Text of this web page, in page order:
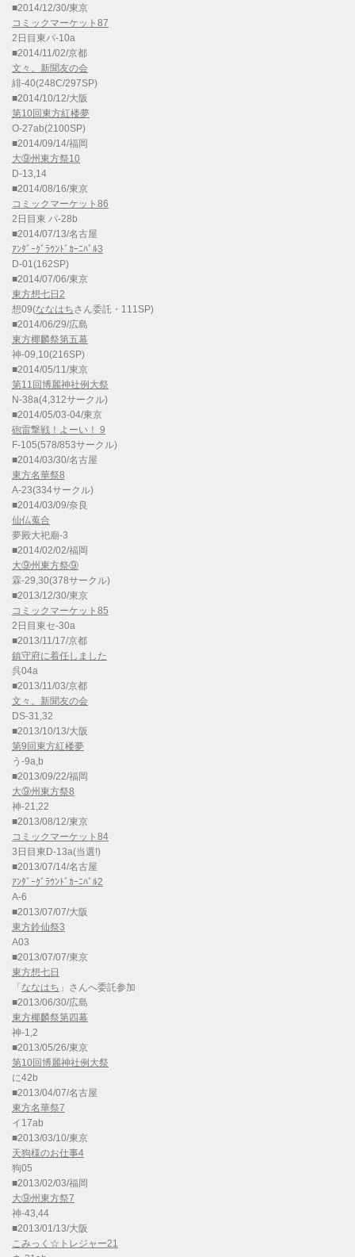
■2014/12/30/東京
コミックマーケット87
2日目東パ-10a
■2014/11/02/京都
文々。新聞友の会
緋-40(248C/297SP)
■2014/10/12/大阪
第10回東方紅楼夢
O-27ab(2100SP)
■2014/09/14/福岡
大⑨州東方祭10
D-13,14
■2014/08/16/東京
コミックマーケット86
2日目東 パ-28b
■2014/07/13/名古屋
ｱﾝﾀﾞｰｸﾞﾗｳﾝﾄﾞｶｰﾆﾊﾞﾙ3
D-01(162SP)
■2014/07/06/東京
東方想七日2
想09(ななはちさん委託・111SP)
■2014/06/29/広島
東方椰麟祭第五幕
神-09,10(216SP)
■2014/05/11/東京
第11回博麗神社例大祭
N-38a(4,312サークル)
■2014/05/03-04/東京
砲雷撃戦！よーい！ 9
F-105(578/853サークル)
■2014/03/30/名古屋
東方名華祭8
A-23(334サークル)
■2014/03/09/奈良
仙仏蒐合
夢殿大祀廟-3
■2014/02/02/福岡
大⑨州東方祭⑨
霖-29,30(378サークル)
■2013/12/30/東京
コミックマーケット85
2日目東セ-30a
■2013/11/17/京都
鎮守府に着任しました
呉04a
■2013/11/03/京都
文々。新聞友の会
DS-31,32
■2013/10/13/大阪
第9回東方紅楼夢
う-9a,b
■2013/09/22/福岡
大⑨州東方祭8
神-21,22
■2013/08/12/東京
コミックマーケット84
3日目東D-13a(当選!)
■2013/07/14/名古屋
ｱﾝﾀﾞｰｸﾞﾗｳﾝﾄﾞｶｰﾆﾊﾞﾙ2
A-6
■2013/07/07/大阪
東方鈴仙祭3
A03
■2013/07/07/東京
東方想七日
「 ななはち 」さんへ委託参加
■2013/06/30/広島
東方椰麟祭第四幕
神-1,2
■2013/05/26/東京
第10回博麗神社例大祭
に42b
■2013/04/07/名古屋
東方名華祭7
イ17ab
■2013/03/10/東京
天狗様のお仕事4
狗05
■2013/02/03/福岡
大⑨州東方祭7
神-43,44
■2013/01/13/大阪
こみっく☆トレジャー21